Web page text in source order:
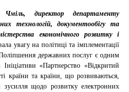
Чміль, директор департаменту
технологій, документообігу та
економічного розвитку і
увагу на політиці та імплементації
державних послуг є одним
«Партнерство «Відкритий
країни та країни, що розвиваються,
зусилля щодо розвитку електронних